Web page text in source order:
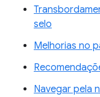
selo
Melhorias no
Navegar pela